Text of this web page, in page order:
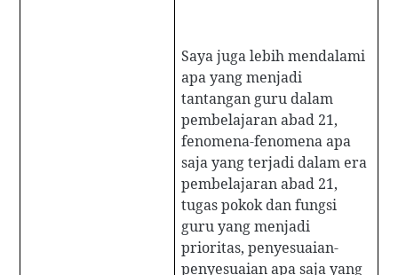
Saya juga lebih mendalami
apa yang menjadi
tantangan guru dalam
pembelajaran abad 21,
fenomena-fenomena apa
saja yang terjadi dalam era
pembelajaran abad 21,
tugas pokok dan fungsi
guru yang menjadi
prioritas, penyesuaian-
penyesuaian apa saja yang